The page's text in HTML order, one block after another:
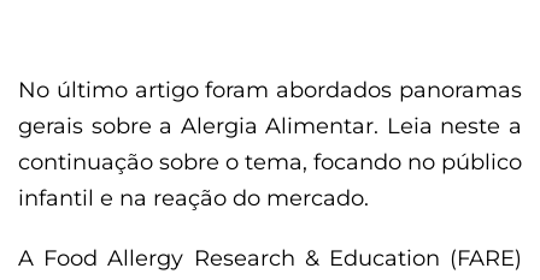
No último artigo foram abordados panoramas
gerais sobre a Alergia Alimentar. Leia neste a
continuação sobre o tema, focando no público
infantil e na reação do mercado.
A Food Allergy Research & Education (FARE)